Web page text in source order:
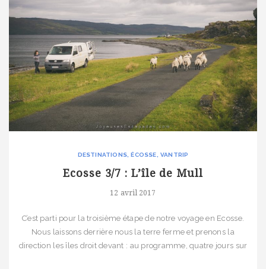
DESTINATIONS ÉCOSSE VANTRIP
Ecosse 3/7 : L’île de Mull
12 avril 2017
C’est parti pour la troisième étape de notre voyage en Ecosse.
Nous laissons derrière nous la terre ferme et prenons la
direction les îles droit devant : au programme, quatre jours sur